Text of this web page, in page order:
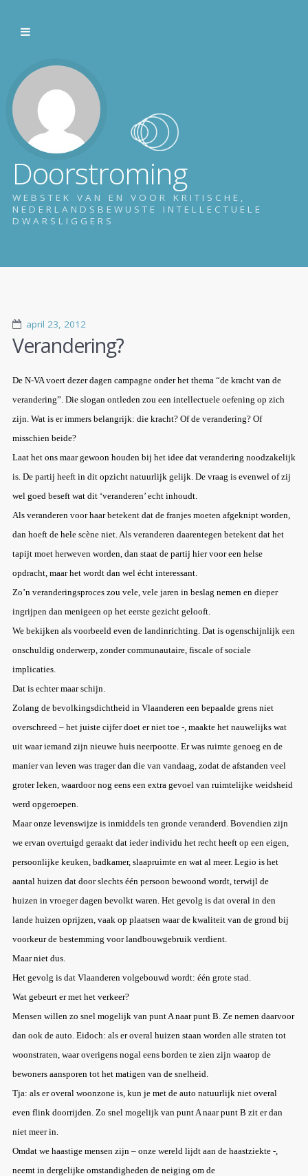
Doorstroming
WEBSTEK VAN EN VOOR KRITISCHE,
NEDERLANDSBEWUSTE INTELLECTUELE
DWARSLIGGERS
april 23, 2012
Verandering?
De N-VA voert dezer dagen campagne onder het thema “de kracht van de
verandering”. Die slogan ontleden zou een intellectuele oefening op zich
zijn. Wat is er immers belangrijk: die kracht? Of de verandering? Of
misschien beide?
Laat het ons maar gewoon houden bij het idee dat verandering noodzakelijk
is. De partij heeft in dit opzicht natuurlijk gelijk. De vraag is evenwel of zij
wel goed beseft wat dit ‘veranderen’ echt inhoudt.
Als veranderen voor haar betekent dat de franjes moeten afgeknipt worden,
dan hoeft de hele scène niet. Als veranderen daarentegen betekent dat het
tapijt moet herweven worden, dan staat de partij hier voor een helse
opdracht, maar het wordt dan wel écht interessant.
Zo’n veranderingsproces zou vele, vele jaren in beslag nemen en dieper
ingrijpen dan menigeen op het eerste gezicht gelooft.
We bekijken als voorbeeld even de landinrichting. Dat is ogenschijnlijk een
onschuldig onderwerp, zonder communautaire, fiscale of sociale
implicaties.
Dat is echter maar schijn.
Zolang de bevolkingsdichtheid in Vlaanderen een bepaalde grens niet
overschreed – het juiste cijfer doet er niet toe -, maakte het nauwelijks wat
uit waar iemand zijn nieuwe huis neerpootte. Er was ruimte genoeg en de
manier van leven was trager dan die van vandaag, zodat de afstanden veel
groter leken, waardoor nog eens een extra gevoel van ruimtelijke weidsheid
werd opgeroepen.
Maar onze levenswijze is inmiddels ten gronde veranderd. Bovendien zijn
we ervan overtuigd geraakt dat ieder individu het recht heeft op een eigen,
persoonlijke keuken, badkamer, slaapruimte en wat al meer. Legio is het
aantal huizen dat door slechts één persoon bewoond wordt, terwijl de
huizen in vroeger dagen bevolkt waren. Het gevolg is dat overal in den
lande huizen oprijzen, vaak op plaatsen waar de kwaliteit van de grond bij
voorkeur de bestemming voor landbouwgebruik verdient.
Maar niet dus.
Het gevolg is dat Vlaanderen volgebouwd wordt: één grote stad.
Wat gebeurt er met het verkeer?
Mensen willen zo snel mogelijk van punt A naar punt B. Ze nemen daarvoor
dan ook de auto. Eidoch: als er overal huizen staan worden alle straten tot
woonstraten, waar overigens nogal eens borden te zien zijn waarop de
bewoners aansporen tot het matigen van de snelheid.
Tja: als er overal woonzone is, kun je met de auto natuurlijk niet overal
even flink doorrijden. Zo snel mogelijk van punt A naar punt B zit er dan
niet meer in.
Omdat we haastige mensen zijn – onze wereld lijdt aan de haastziekte -,
neemt in dergelijke omstandigheden de neiging om de